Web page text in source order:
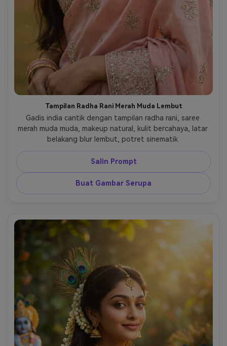
Tampilan Radha Rani Merah Muda Lembut
Gadis india cantik dengan tampilan radha rani, saree
merah muda muda, makeup natural, kulit bercahaya, latar
Salin Prompt
Buat Gambar Serupa